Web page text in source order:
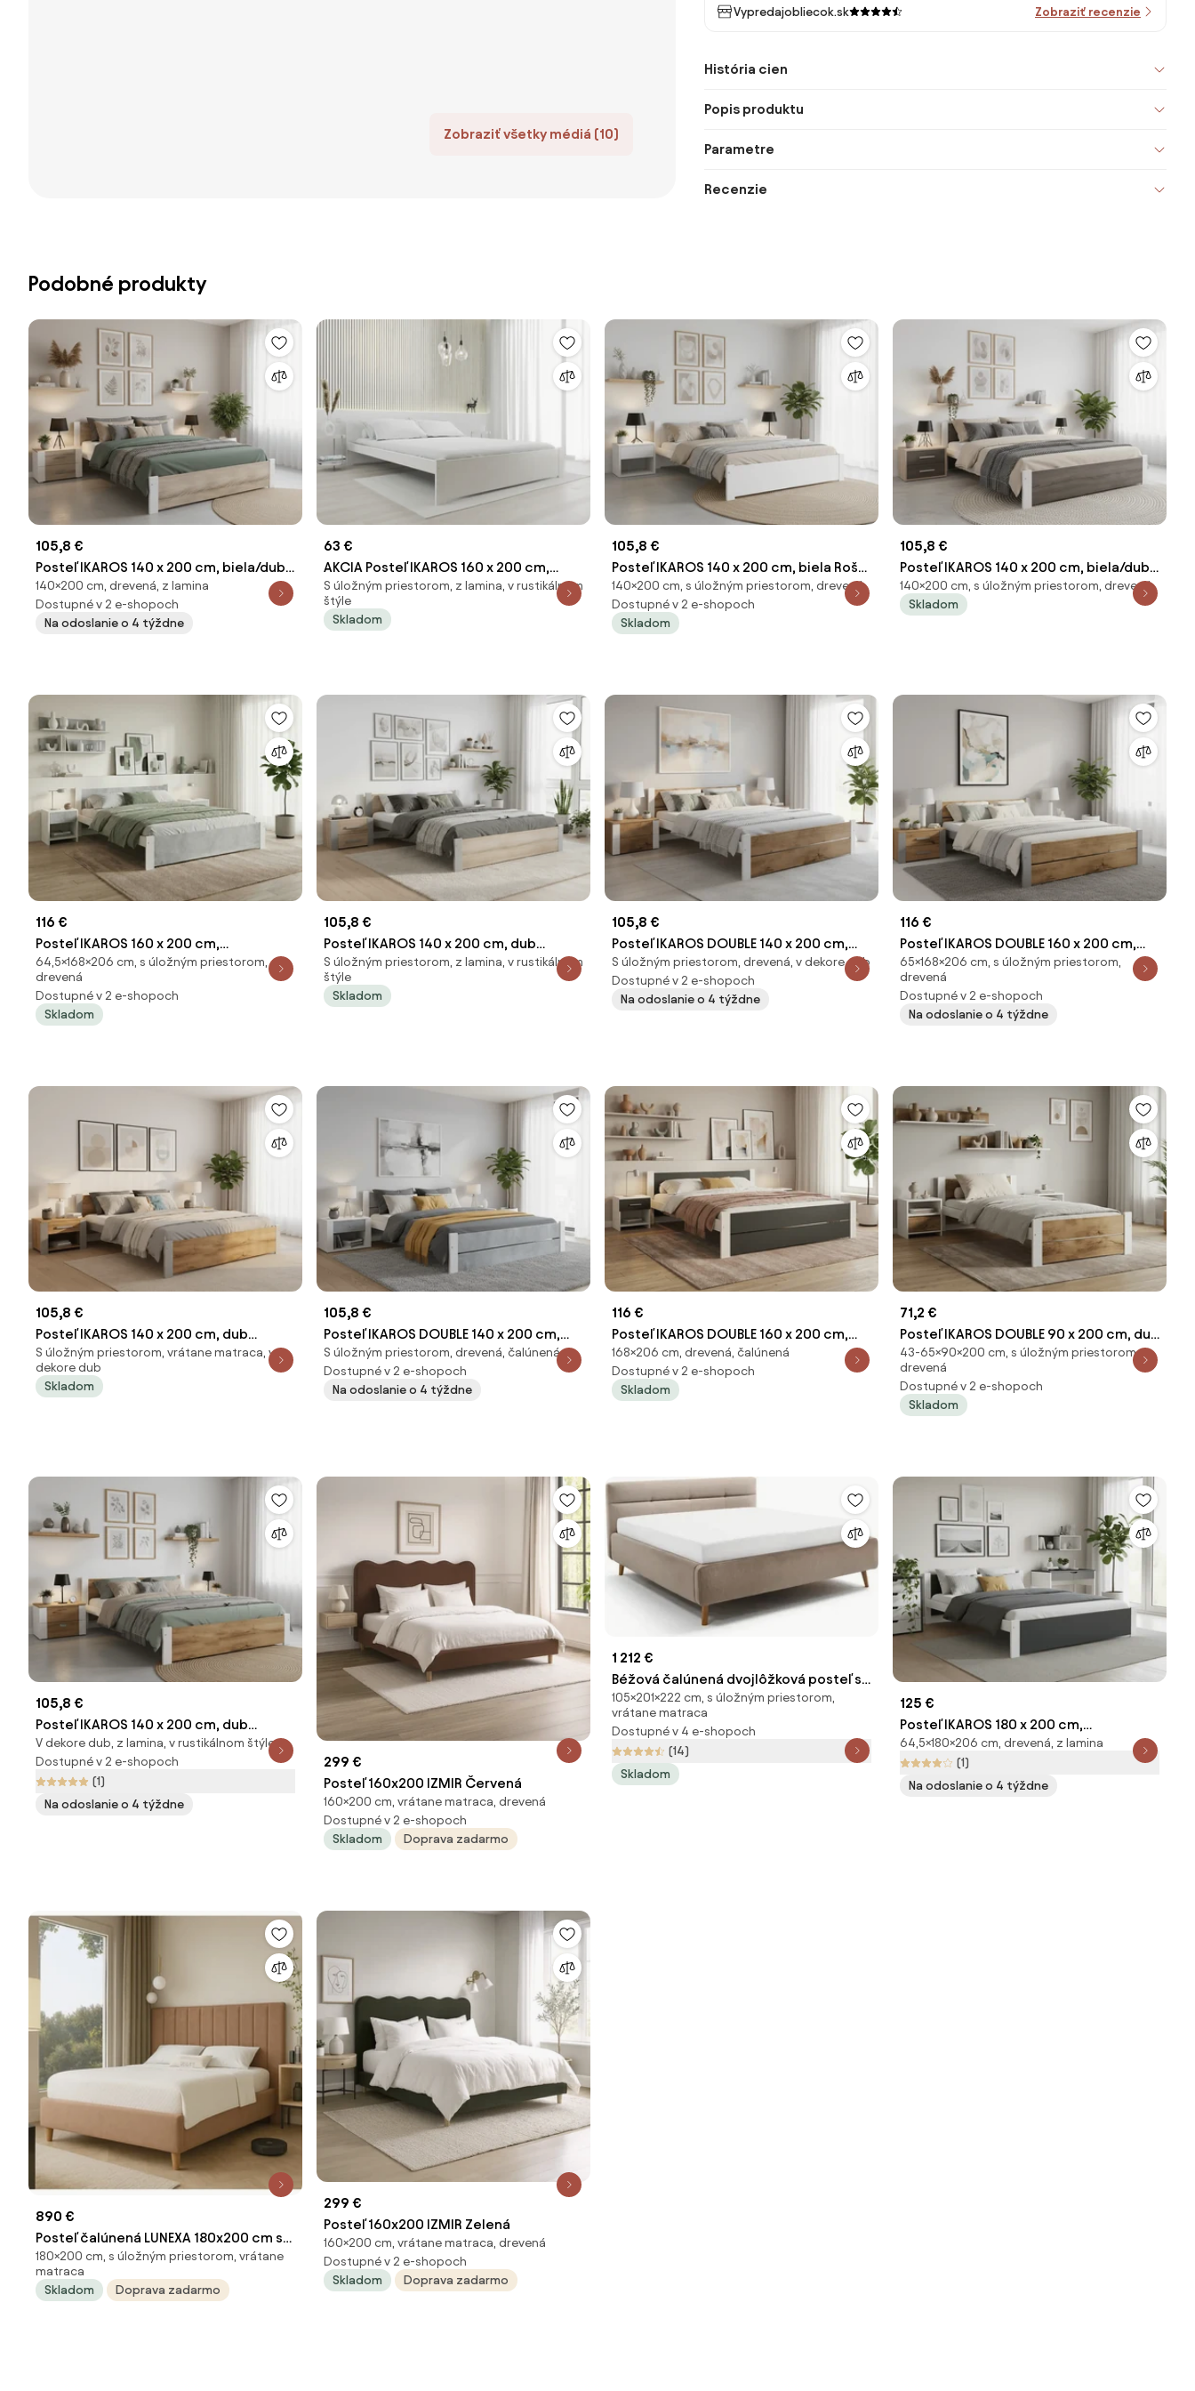
Zobraziť všetky médiá (10)
Vypredajobliecok.sk Zobraziť recenzie
História cien
Popis produktu
Parametre
Recenzie
Podobné produkty
105,8 €
Posteľ IKAROS 140 x 200 cm, biela/dub
sonoma Rošt: Bez roštu, Matrac: Bez
matraca
140×200 cm, drevená, z lamina
Dostupné v 2 e-shopoch
Na odoslanie o 4 týždne
63 €
AKCIA Posteľ IKAROS 160 x 200 cm,
biela II. akosť
S úložným priestorom, z lamina, v rustikálnom
štýle
Skladom
105,8 €
Posteľ IKAROS 140 x 200 cm, biela Rošt:
Bez roštu, Matrac: Bez matraca
140×200 cm, s úložným priestorom, drevená
Dostupné v 2 e-shopoch
Skladom
105,8 €
Posteľ IKAROS 140 x 200 cm, biela/dub
hľuzovka Rošt: Bez roštu, Matrac: Bez
matraca
140×200 cm, s úložným priestorom, drevená
Skladom
116 €
Posteľ IKAROS 160 x 200 cm,
betón/biela Rošt: Bez roštu, Matrac:
Bez matraca
64,5×168×206 cm, s úložným priestorom,
drevená
Dostupné v 2 e-shopoch
Skladom
105,8 €
Posteľ IKAROS 140 x 200 cm, dub
sonoma/sivá Rošt: Bez roštu, Matrac:
Bez matraca
S úložným priestorom, z lamina, v rustikálnom
štýle
Skladom
105,8 €
Posteľ IKAROS DOUBLE 140 x 200 cm,
dub artisan/biela Rošt: Bez roštu,
Matrac: Bez matraca
S úložným priestorom, drevená, v dekore dub
Dostupné v 2 e-shopoch
Na odoslanie o 4 týždne
116 €
Posteľ IKAROS DOUBLE 160 x 200 cm,
dub artisan/sivá Rošt: Bez roštu,
Matrac: Bez matraca
65×168×206 cm, s úložným priestorom,
drevená
Dostupné v 2 e-shopoch
Na odoslanie o 4 týždne
105,8 €
Posteľ IKAROS 140 x 200 cm, dub
artisan/sivá Rošt: Bez roštu, Matrac:
Bez matraca
S úložným priestorom, vrátane matraca, v
dekore dub
Skladom
105,8 €
Posteľ IKAROS DOUBLE 140 x 200 cm,
betón/biela Rošt: Bez roštu, Matrac:
Bez matraca
S úložným priestorom, drevená, čalúnená
Dostupné v 2 e-shopoch
Na odoslanie o 4 týždne
116 €
Posteľ IKAROS DOUBLE 160 x 200 cm,
antracit/biela Rošt: Bez roštu, Matrac:
Bez matraca
168×206 cm, drevená, čalúnená
Dostupné v 2 e-shopoch
Skladom
71,2 €
Posteľ IKAROS DOUBLE 90 x 200 cm, dub
artisan/biela Rošt: Bez roštu, Matrac:
Bez matraca
43-65×90×200 cm, s úložným priestorom,
drevená
Dostupné v 2 e-shopoch
Skladom
105,8 €
Posteľ IKAROS 140 x 200 cm, dub
artisan/biela Rošt: Bez roštu, Matrac:
Bez matraca
V dekore dub, z lamina, v rustikálnom štýle
Dostupné v 2 e-shopoch
(1)
Na odoslanie o 4 týždne
299 €
Posteľ 160x200 IZMIR Červená
160×200 cm, vrátane matraca, drevená
Dostupné v 2 e-shopoch
Skladom
Doprava zadarmo
1 212 €
Béžová čalúnená dvojlôžková posteľ s
úložným priestorom s roštom 180x200
cm Lotte – Meise Möbel
105×201×222 cm, s úložným priestorom,
vrátane matraca
Dostupné v 4 e-shopoch
(14)
Skladom
125 €
Posteľ IKAROS 180 x 200 cm,
antracitová/biela Rošt: Bez roštu,
Matrac: Bez matraca
64,5×180×206 cm, drevená, z lamina
(1)
Na odoslanie o 4 týždne
890 €
Posteľ čalúnená LUNEXA 180x200 cm s
úložným priestorom
180×200 cm, s úložným priestorom, vrátane
matraca
Skladom
Doprava zadarmo
299 €
Posteľ 160x200 IZMIR Zelená
160×200 cm, vrátane matraca, drevená
Dostupné v 2 e-shopoch
Skladom
Doprava zadarmo